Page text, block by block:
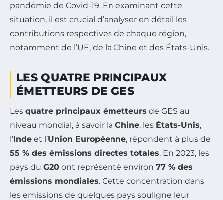
pandémie de Covid-19. En examinant cette
situation, il est crucial d’analyser en détail les
contributions respectives de chaque région,
notamment de l’UE, de la Chine et des États-Unis.
LES QUATRE PRINCIPAUX
ÉMETTEURS DE GES
Les quatre principaux émetteurs de GES au
niveau mondial, à savoir la Chine, les États-Unis,
l’Inde et l’Union Européenne, répondent à plus de
55 % des émissions directes totales. En 2023, les
pays du G20 ont représenté environ 77 % des
émissions mondiales. Cette concentration dans
les emissions de quelques pays souligne leur